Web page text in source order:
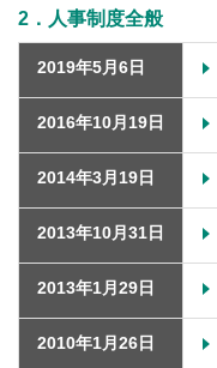
2．人事制度全般
2019年5月6日
2016年10月19日
2014年3月19日
2013年10月31日
2013年1月29日
2010年1月26日